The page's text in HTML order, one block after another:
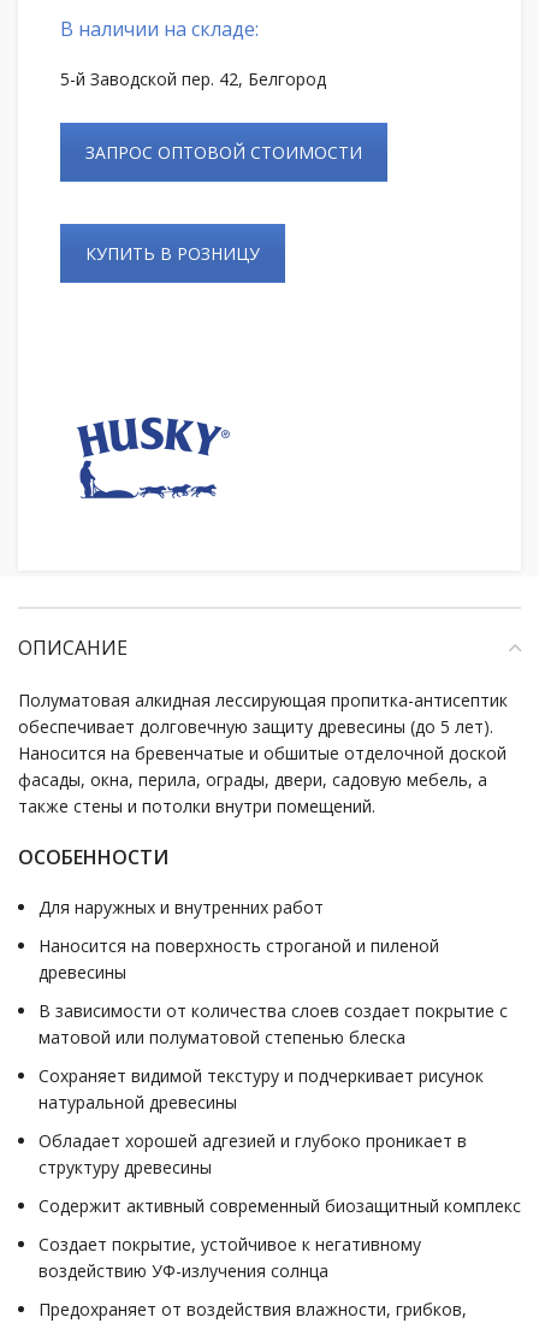
В наличии на складе:
5-й Заводской пер. 42, Белгород
ЗАПРОС ОПТОВОЙ СТОИМОСТИ
КУПИТЬ В РОЗНИЦУ
ОПИСАНИЕ
Полуматовая алкидная лессирующая пропитка-антисептик
обеспечивает долговечную защиту древесины (до 5 лет).
Наносится на бревенчатые и обшитые отделочной доской
фасады, окна, перила, ограды, двери, садовую мебель, а
также стены и потолки внутри помещений.
ОСОБЕННОСТИ
Для наружных и внутренних работ
Наносится на поверхность строганой и пиленой
древесины
В зависимости от количества слоев создает покрытие с
матовой или полуматовой степенью блеска
Сохраняет видимой текстуру и подчеркивает рисунок
натуральной древесины
Обладает хорошей адгезией и глубоко проникает в
структуру древесины
Содержит активный современный биозащитный комплекс
Создает покрытие, устойчивое к негативному
воздействию УФ-излучения солнца
Предохраняет от воздействия влажности, грибков,